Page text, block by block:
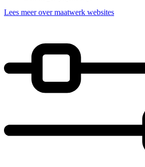
Lees meer over maatwerk websites